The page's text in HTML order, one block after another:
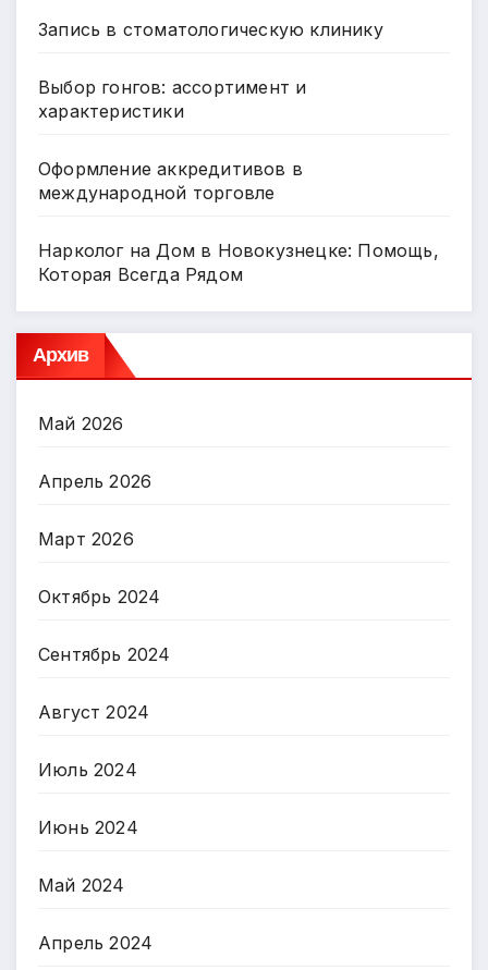
Запись в стоматологическую клинику
Выбор гонгов: ассортимент и
характеристики
Оформление аккредитивов в
международной торговле
Нарколог на Дом в Новокузнецке: Помощь,
Которая Всегда Рядом
Архив
Май 2026
Апрель 2026
Март 2026
Октябрь 2024
Сентябрь 2024
Август 2024
Июль 2024
Июнь 2024
Май 2024
Апрель 2024